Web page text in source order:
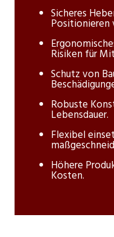
Sicheres
Positionieren
Risiken für
Schutz von
Robuste
Lebensdauer.
Flexibel
Höhere
Kosten.